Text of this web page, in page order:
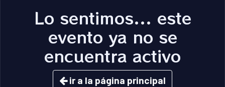
Lo sentimos... este
evento ya no se
encuentra activo
ir a la página principal